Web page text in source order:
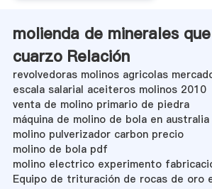
molienda de minerales
cuarzo Relación
revolvedoras molinos agricolas
escala salarial aceiteros molinos 2010
venta de molino primario de piedra
máquina de molino de bola en australia
molino pulverizador carbon precio
molino de bola pdf
molino electrico experimento
Equipo de trituración de rocas de oro